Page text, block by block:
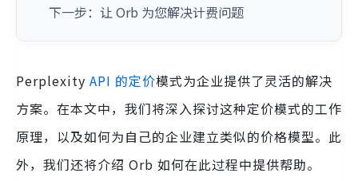
下一步：让 Orb 为您解决计费问题
Perplexity API 的定价模式为企业提供了灵活的解决
方案。在本文中，我们将深入探讨这种定价模式的工作
原理，以及如何为自己的企业建立类似的价格模型。此
外，我们还将介绍 Orb 如何在此过程中提供帮助。